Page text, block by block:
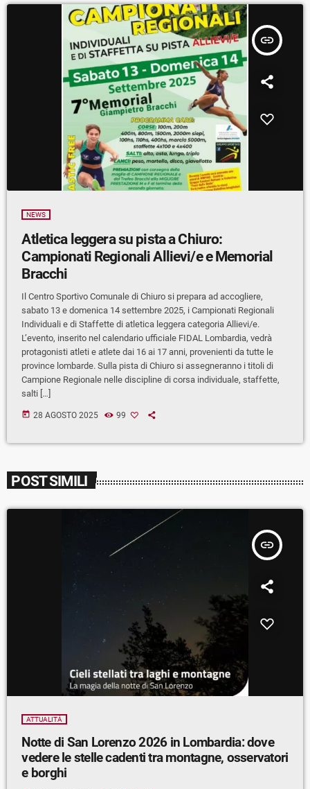
insert_link
NEWS
Atletica leggera su pista a Chiuro:
Campionati Regionali Allievi/e e Memorial
Bracchi
Il Centro Sportivo Comunale di Chiuro si prepara ad accogliere,
sabato 13 e domenica 14 settembre 2025, i Campionati Regionali
Individuali e di Staffette di atletica leggera categoria Allievi/e.
L’evento, inserito nel calendario ufficiale FIDAL Lombardia, vedrà
protagonisti atleti e atlete dai 16 ai 17 anni, provenienti da tutte le
province lombarde. Sulla pista di Chiuro si assegneranno i titoli di
Campione Regionale nelle discipline di corsa individuale, staffette,
salti […]
today 28 AGOSTO 2025 99
POST SIMILI
insert_link
ATTUALITÀ
Notte di San Lorenzo 2026 in Lombardia: dove
vedere le stelle cadenti tra montagne, osservatori
e borghi